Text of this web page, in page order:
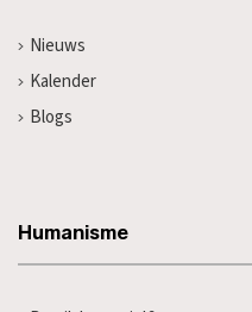
Nieuws
Kalender
Blogs
Humanisme